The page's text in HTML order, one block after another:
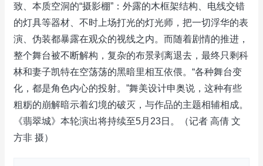
致、本质空洞的“摄影棚”：外露的木框架结构、电线交错
的灯具等器材、不时上场打光的灯光师，把一切浮华的表
演、伪装都暴露在观众的视线之内。而随着剧情的推进，
整个舞台被不断解构，复杂的布景剥离退去，最终只剩科
林和妻子凯特在空荡荡的黑暗里相互依偎。“各种舞台变
化，都是角色内心的投射。”舞美设计申奥说，这种有些
粗粝的崩解暗示着幻境的破灭，与作品的主题相辅相成。
《翡翠城》本轮演出将持续至5月23日。（记者 高倩 文
方非 摄）